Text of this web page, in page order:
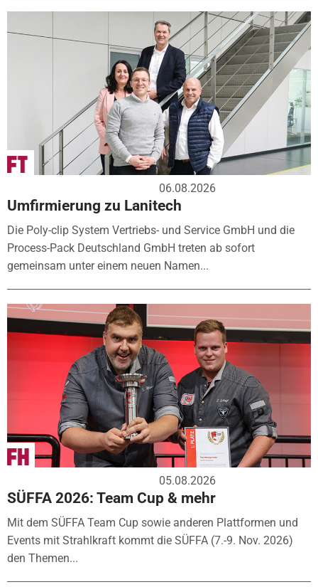
06.08.2026
Umfirmierung zu Lanitech
Die Poly-clip System Vertriebs- und Service GmbH und die
Process-Pack Deutschland GmbH treten ab sofort
gemeinsam unter einem neuen Namen...
05.08.2026
SÜFFA 2026: Team Cup & mehr
Mit dem SÜFFA Team Cup sowie anderen Plattformen und
Events mit Strahlkraft kommt die SÜFFA (7.-9. Nov. 2026)
den Themen...